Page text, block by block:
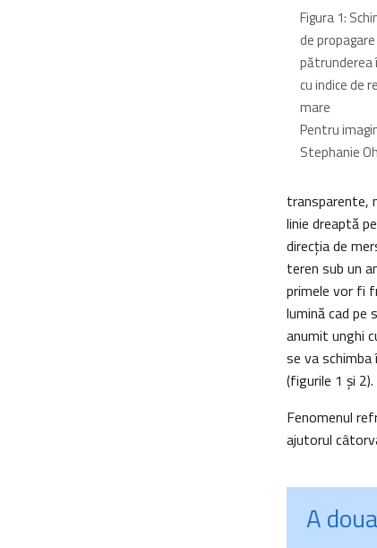
Figura 1:
de
pătrunderea
cu indice de
mare
Pentru
Stephanie
transparente,
linie dreaptă
direcţia de
teren sub un
primele vor fi
lumină cad pe
anumit unghi
se va schimba
(figurile 1 şi 2).
Fenomenul
ajutorul
A